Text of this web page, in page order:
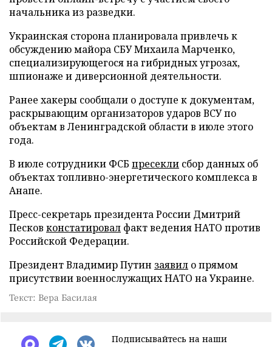
начальника из разведки.
Украинская сторона планировала привлечь к
обсуждению майора СБУ Михаила Марченко,
специализирующегося на гибридных угрозах,
шпионаже и диверсионной деятельности.
Ранее хакеры сообщали о доступе к документам,
раскрывающим организаторов ударов ВСУ по
объектам в Ленинградской области в июле этого
года.
В июле сотрудники ФСБ пресекли сбор данных об
объектах топливно-энергетического комплекса в
Анапе.
Пресс-секретарь президента России Дмитрий
Песков констатировал факт ведения НАТО против
Российской Федерации.
Президент Владимир Путин заявил о прямом
присутствии военнослужащих НАТО на Украине.
Текст: Вера Басилая
Подписывайтесь на наши